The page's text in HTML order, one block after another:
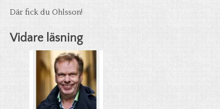
Där fick du Ohlsson!
Vidare läsning